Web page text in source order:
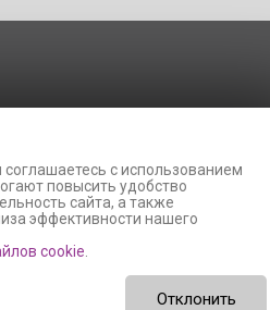
с использованием
повысить удобство
сайта, а также
эффективности нашего
cookie
Отклонить